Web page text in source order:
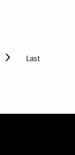
場，活動期間連
／三立提供）首
。「2026澎湖
，並於9月13日
會。今年活動邀
Last